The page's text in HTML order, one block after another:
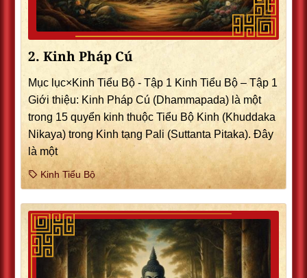
2. Kinh Pháp Cú
Mục lục×Kinh Tiểu Bộ - Tập 1 Kinh Tiểu Bộ – Tập 1
Giới thiệu: Kinh Pháp Cú (Dhammapada) là một
trong 15 quyển kinh thuộc Tiểu Bộ Kinh (Khuddaka
Nikaya) trong Kinh tạng Pali (Suttanta Pitaka). Ðây
là một
Kinh Tiểu Bộ